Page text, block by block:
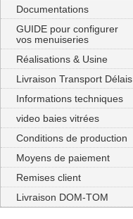
Documentations
GUIDE pour configurer
vos menuiseries
Réalisations & Usine
Livraison Transport Délais
Informations techniques
video baies vitrées
Conditions de production
Moyens de paiement
Remises client
Livraison DOM-TOM